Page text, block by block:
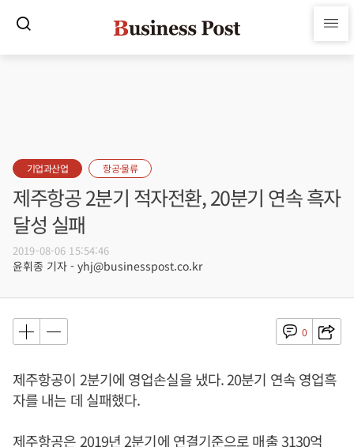
기업과산업 항공·물류
제주항공 2분기 적자전환, 20분기 연속 흑자
달성 실패
2019-08-06 15:54:46
윤휘종 기자 - yhj@businesspost.co.kr
0
제주항공이 2분기에 영업손실을 냈다. 20분기 연속 영업흑
자를 내는 데 실패했다.
제주항공은 2019년 2분기에 연결기준으로 매출 3130억